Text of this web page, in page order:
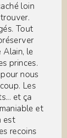
loin
Tout
le
princes.
nous
Les
et ça
et
est
recoins